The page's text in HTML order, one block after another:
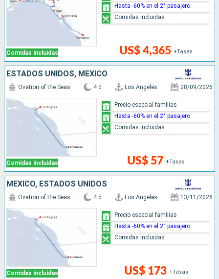
Comidas incluidas US$ 4,365 +Tasas
Hasta -60% en el 2° pasajero
Comidas incluidas
ESTADOS UNIDOS, MÉXICO
Comidas incluidas
Ovation of the Seas 4 d Los Angeles 28/09/2026
US$ 57 +Tasas
Precio especial familias
Hasta -60% en el 2° pasajero
Comidas incluidas
MÉXICO, ESTADOS UNIDOS
Comidas incluidas
Ovation of the Seas 4 d Los Angeles 13/11/2026
US$ 173 +Tasas
Precio especial familias
Hasta -60% en el 2° pasajero
Comidas incluidas